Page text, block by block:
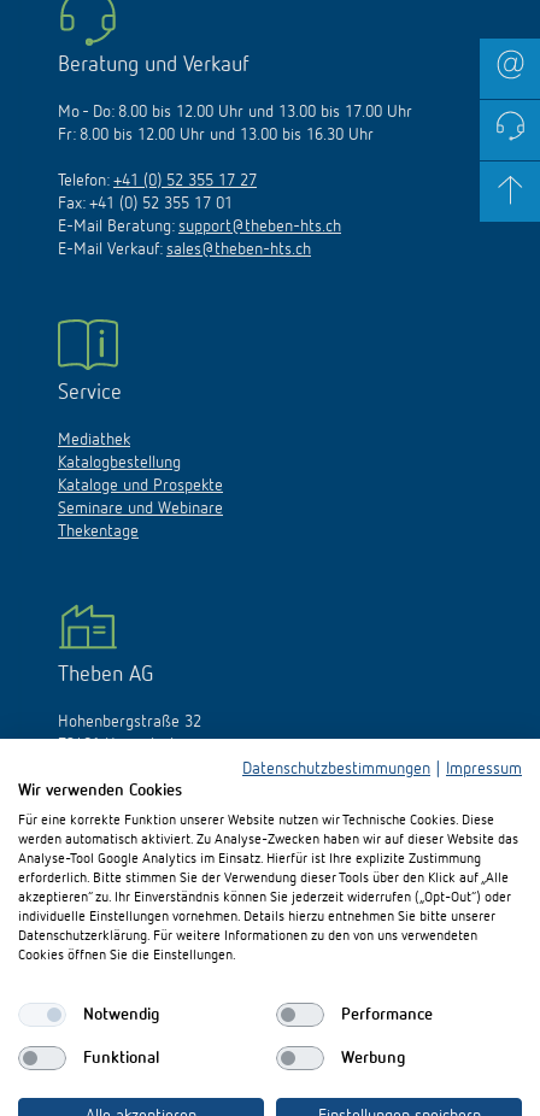
Beratung und Verkauf
Mo - Do: 8.00 bis 12.00 Uhr und 13.00 bis 17.00 Uhr
Fr: 8.00 bis 12.00 Uhr und 13.00 bis 16.30 Uhr
Telefon: +41 (0) 52 355 17 27
Fax: +41 (0) 52 355 17 01
E-Mail Beratung: support@theben-hts.ch
E-Mail Verkauf: sales@theben-hts.ch
Service
Mediathek
Katalogbestellung
Kataloge und Prospekte
Seminare und Webinare
Thekentage
Theben AG
Hohenbergstraße 32
Fax: +49 (0)74 74/692-150
E-Mail:info@theben.de
Besuchen Sie uns auf:
Datenschutzbestimmungen
Impressum
Wir verwenden Cookies
Für eine korrekte Funktion unserer Website nutzen wir Technische Cookies. Diese
werden automatisch aktiviert. Zu Analyse-Zwecken haben wir auf dieser Website das
Analyse-Tool Google Analytics im Einsatz. Hierfür ist Ihre explizite Zustimmung
erforderlich. Bitte stimmen Sie der Verwendung dieser Tools über den Klick auf „Alle
akzeptieren“ zu. Ihr Einverständnis können Sie jederzeit widerrufen („Opt-Out“) oder
individuelle Einstellungen vornehmen. Details hierzu entnehmen Sie bitte unserer
Datenschutzerklärung. Für weitere Informationen zu den von uns verwendeten
Cookies öffnen Sie die Einstellungen.
Notwendig Performance
Funktional Werbung